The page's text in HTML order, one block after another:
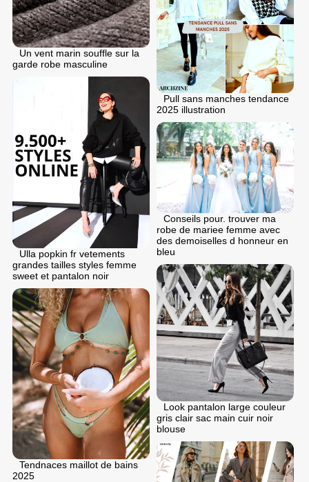
Un vent marin souffle sur la
garde robe masculine
Pull sans manches tendance
2025 illustration
Ulla popkin fr vetements
grandes tailles styles femme
sweet et pantalon noir
Conseils pour. trouver ma
robe de mariee femme avec
des demoiselles d honneur en
bleu
Look pantalon large couleur
gris clair sac main cuir noir
blouse
Tendnaces maillot de bains
2025